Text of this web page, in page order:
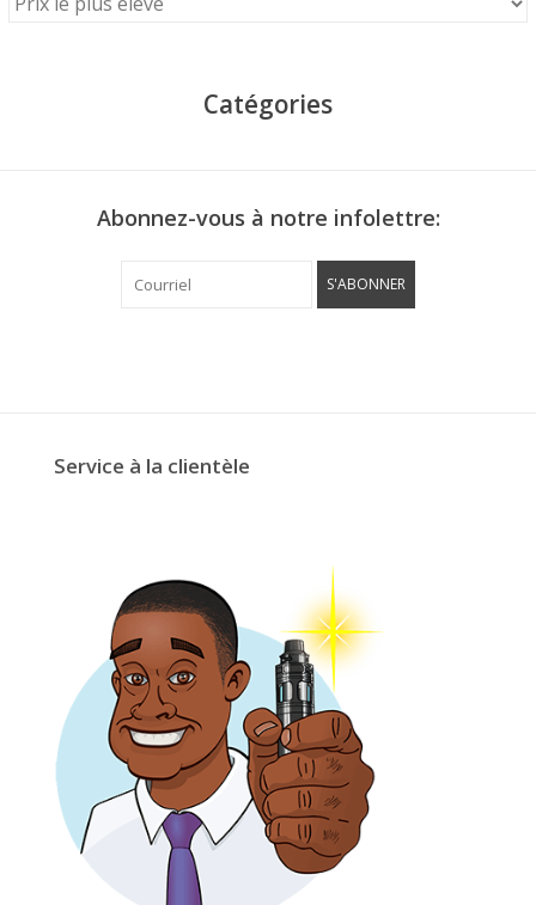
Catégories
Abonnez-vous à notre infolettre:
S'ABONNER
Service à la clientèle